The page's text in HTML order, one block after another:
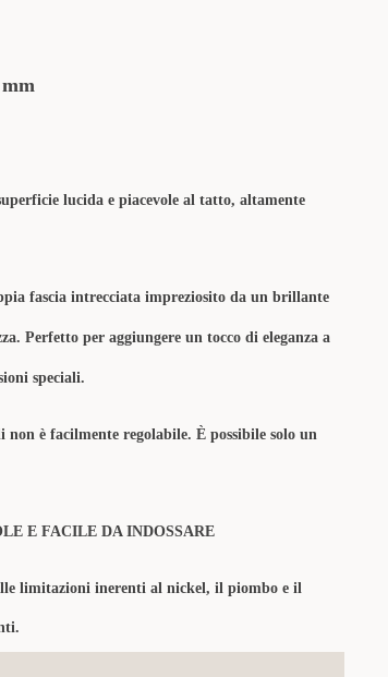
lucida e piacevole al tatto, altamente
fascia intrecciata impreziosito da un brillante
Perfetto per aggiungere un tocco di eleganza a
speciali.
è facilmente regolabile. È possibile solo un
E FACILE DA INDOSSARE
limitazioni inerenti al nickel, il piombo e il